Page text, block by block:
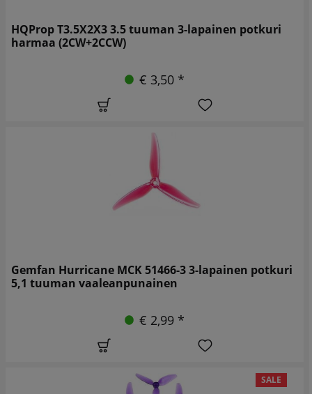
HQProp T3.5X2X3 3.5 tuuman 3-lapainen potkuri
harmaa (2CW+2CCW)
€ 3,50 *
Gemfan Hurricane MCK 51466-3 3-lapainen potkuri
5,1 tuuman vaaleanpunainen
€ 2,99 *
SALE